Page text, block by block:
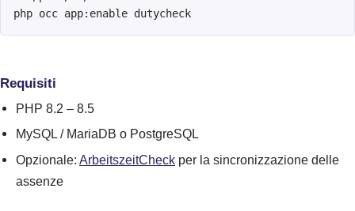
php occ app:enable dutycheck
Requisiti
PHP 8.2 – 8.5
MySQL / MariaDB o PostgreSQL
Opzionale: ArbeitszeitCheck per la sincronizzazione delle
assenze